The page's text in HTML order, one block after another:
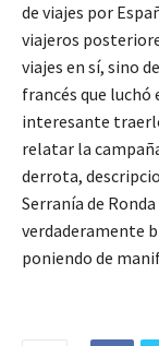
de viajes por
viajeros
viajes en sí, sino
francés que
interesante
relatar la
derrota,
Serranía de
verdaderamente
poniendo de